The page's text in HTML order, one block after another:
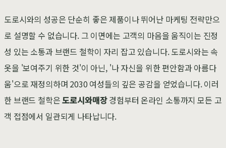
도로시와의 성공은 단순히 좋은 제품이나 뛰어난 마케팅 전략만으
로 설명할 수 없습니다. 그 이면에는 고객의 마음을 움직이는 진정
성 있는 소통과 브랜드 철학이 자리 잡고 있습니다. 도로시와는 속
옷을 '보여주기 위한 것'이 아닌, '나 자신을 위한 편안함과 아름다
움'으로 재정의하며 2030 여성들의 깊은 공감을 얻었습니다. 이러
한 브랜드 철학은도로시와매장경험부터 온라인 소통까지 모든 고
객 접점에서 일관되게 나타납니다.